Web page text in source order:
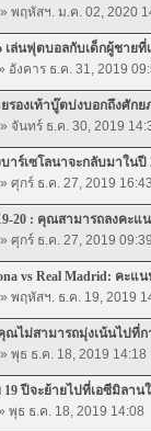
» พฤหัสฯ. ม.ค. 02, 2020
เล่นฟุตบอลกับเด็กผู้ชาย
อังคาร ธ.ค. 31, 2019
ยรองเท้าบู๊ตบ่งบอกถึงศัก
» จันทร์ ธ.ค. 30, 2019
าร์เซโลนาจะกลับมาในปี
» ศุกร์ ธ.ค. 27, 2019 16:43
20 : คุณสามารถลงคะแ
» ศุกร์ ธ.ค. 27, 2019 09:39
vs Real Madrid: คะแ
» พฤหัสฯ. ธ.ค. 19, 2019
ณไม่สามารถมุ่งเน้นไปที่
» พุธ ธ.ค. 18, 2019 14:18
19 ปีจะย้ายไปที่เอซีมิลา
พุธ ธ.ค. 18, 2019 14:08